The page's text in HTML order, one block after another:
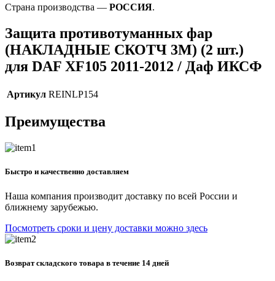
Страна производства — РОССИЯ.
Защита противотуманных фар
(НАКЛАДНЫЕ СКОТЧ 3М) (2 шт.)
для DAF XF105 2011-2012 / Даф ИКСФ
Артикул REINLP154
Преимущества
Быстро и качественно доставляем
Наша компания производит доставку по всей России и
ближнему зарубежью.
Посмотреть сроки и цену доставки можно здесь
Возврат складского товара в течение 14 дней